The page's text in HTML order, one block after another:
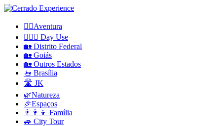
🧗‍♀️Aventura
🏊🏼‍♀️ Day Use
🏡 Distrito Federal
🏡 Goiás
🏡 Outros Estados
🚤 Brasília
🛣️ JK
🌿Natureza
🎉Espaços
👨‍👩‍👦 Família
🚙 City Tour